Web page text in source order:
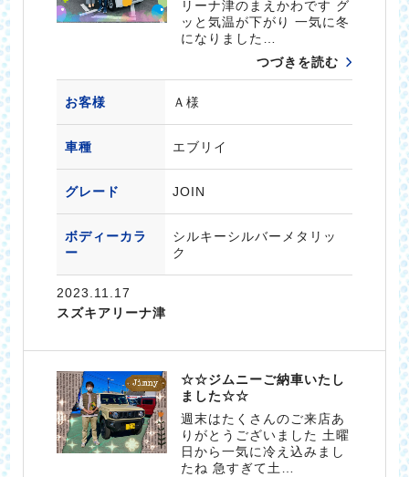
リーナ津のまえかわです グ
ッと気温が下がり 一気に冬
になりました…
つづきを読む
お客様 Ａ様
車種 エブリイ
グレード JOIN
ボディーカラ
ー
シルキーシルバーメタリッ
ク
2023.11.17
スズキアリーナ津
☆☆ジムニーご納車いたし
ました☆☆
週末はたくさんのご来店あ
りがとうございました 土曜
日から一気に冷え込みまし
たね 急すぎて土…